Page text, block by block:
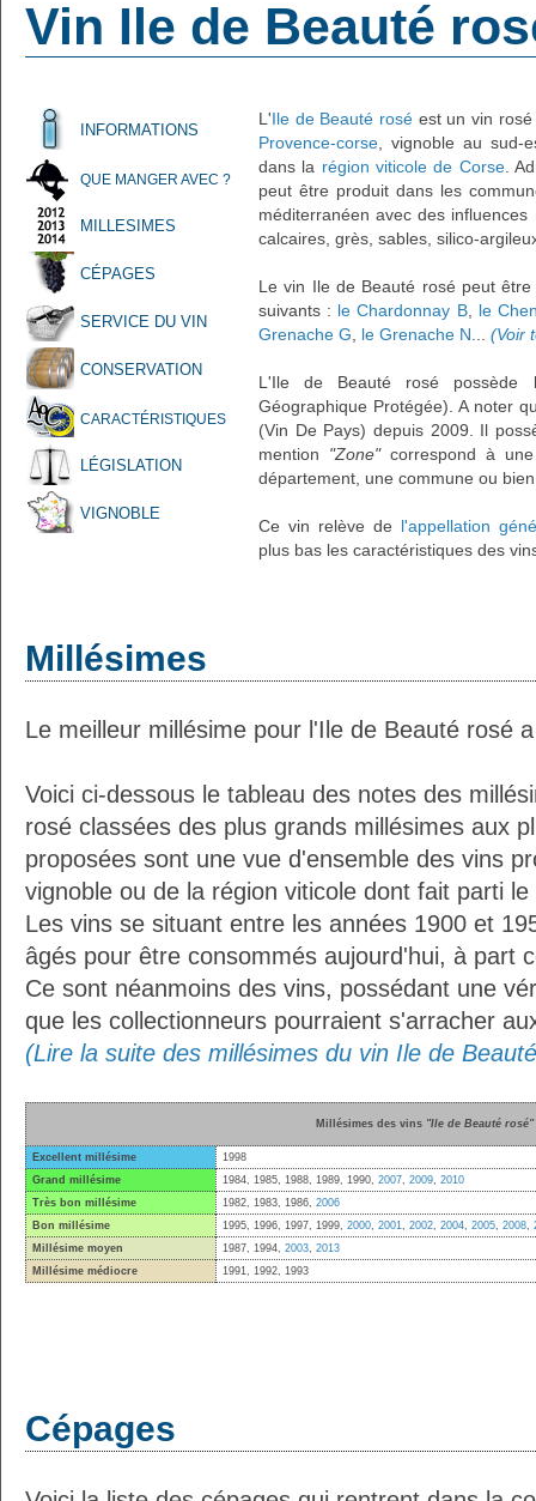
Vin Ile de Beauté
INFORMATIONS
QUE MANGER AVEC ?
MILLESIMES
CÉPAGES
SERVICE DU VIN
CONSERVATION
CARACTÉRISTIQUES
LÉGISLATION
VIGNOBLE
L'Ile de Beauté rosé est un vin
Provence-corse , vignoble au
dans la région viticole de Corse.
peut être produit dans les
méditerranéen avec des
calcaires, grès, sables, silico-
Le vin Ile de Beauté rosé peut
suivants : le Chardonnay B, le
Grenache G
le Grenache N (Voir
L'Ile de Beauté rosé possède
Géographique Protégée). A noter
(Vin De Pays) depuis 2009. Il
mention "Zone"correspond à
département, une commune ou
Ce vin relève de l'appellation
plus bas les caractéristiques des
Millésimes
Le meilleur millésime pour l'Ile de Beauté rosé
Voici ci-dessous le tableau des notes des
rosé classées des plus grands millésimes aux
proposées sont une vue d'ensemble des vins
vignoble ou de la région viticole dont fait parti
Les vins se situant entre les années 1900 et
âgés pour être consommés aujourd'hui, à part
Ce sont néanmoins des vins, possédant une
que les collectionneurs pourraient s'arracher
(Lire la suite des millésimes du vin Ile de
Millésimes des vins "Ile de Beauté rosé"
Excellent millésime
1998
Grand millésime
1984, 1985, 1988, 1989, 1990, 2007, 2009, 2010
Très bon millésime
1982, 1983, 1986, 2006
Bon millésime
1995, 1996, 1997, 1999, 2000, 2001, 2002, 2004, 2005, 2008,
Millésime moyen
1987, 1994, 2003, 2013
Millésime médiocre
1991, 1992, 1993
Cépages